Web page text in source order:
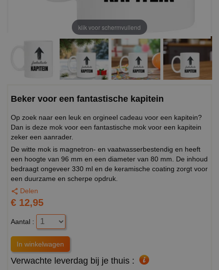
klik voor schermvullend
Beker voor een fantastische kapitein
Op zoek naar een leuk en orgineel cadeau voor een kapitein?
Dan is deze mok voor een fantastische mok voor een kapitein
zeker een aanrader.
De witte mok is magnetron- en vaatwasserbestendig en heeft
een hoogte van 96 mm en een diameter van 80 mm. De inhoud
bedraagt ongeveer 330 ml en de keramische coating zorgt voor
een duurzame en scherpe opdruk.
Delen
€ 12,95
Aantal :
Verwachte leverdag bij je thuis :